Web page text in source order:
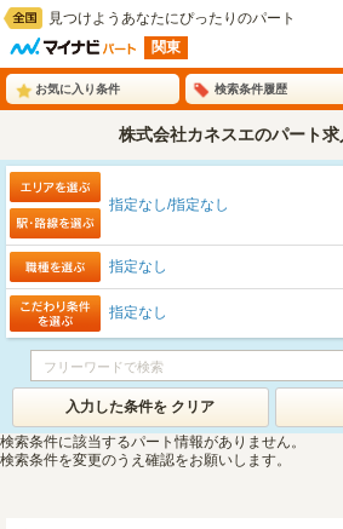
見つけようあなたにぴったりのパート
関東
お気に入り条件 検索条件履歴
株式会社カネスエのパート
指定なし/指定なし
指定なし
指定なし
入力した条件を クリア
検索条件に該当するパート情報がありません。
検索条件を変更のうえ確認をお願いします。